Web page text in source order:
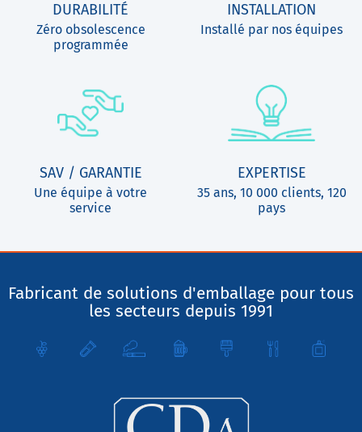
DURABILITÉ
Zéro obsolescence
programmée
INSTALLATION
Installé par nos équipes
SAV / GARANTIE
Une équipe à votre
service
EXPERTISE
35 ans, 10 000 clients, 120
pays
Fabricant de solutions d'emballage pour tous
les secteurs depuis 1991